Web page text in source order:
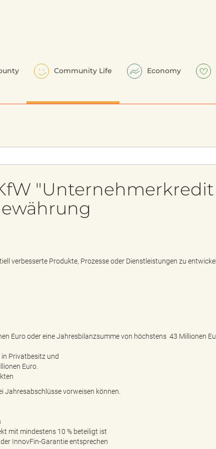
Community Life Economy
"Unternehmerkredit
verbesserte Produkte, Prozesse oder Dienstleistungen zu
Euro oder eine Jahresbilanzsumme von höchstens 43 Millionen
Privatbesitz und
Euro.
Jahresabschlüsse vorweisen können.
mit mindestens 10 % beteiligt ist
InnovFin-Garantie entsprechen